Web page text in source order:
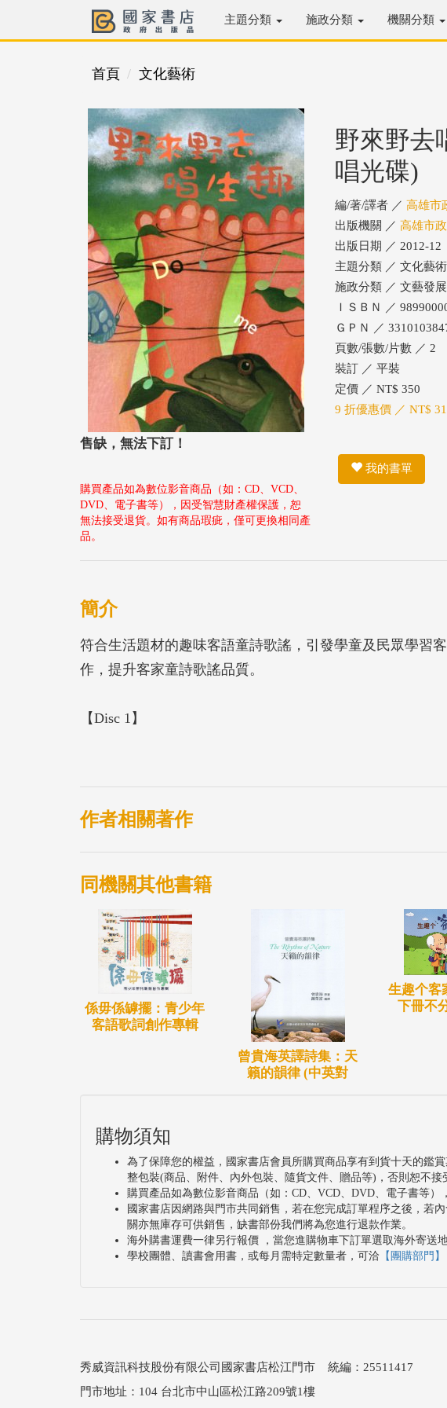
主題分類 施政分類 機關分類
首頁 文化藝術
售缺，無法下訂！
購買產品如為數位影音商品（如：CD、VCD、
DVD、電子書等），因受智慧財產權保護，恕
無法接受退貨。如有商品瑕疵，僅可更換相同產
品。
野來野去
唱光碟)
編/著/譯者 ／ 高雄市
出版機關 ／ 高雄市
出版日期 ／ 2012-12
主題分類 ／ 文化藝術
施政分類 ／ 文藝發展
ＩＳＢＮ ／
ＧＰＮ ／
頁數/張數/片數 ／ 2
裝訂 ／ 平裝
定價 ／ NT$ 350
9 折優惠價 ／ NT$
我的書單
簡介
符合生活題材的趣味客語童詩歌謠，引發學童及民眾學習
作，提升客家童詩歌謠品質。
【Disc 1】
03.夾嘴嬤
04.生日快樂
07.鶺鴒
08.搖兒曲
09.逐飛機
10.毋盼得
【Disc 2】教學伴唱帶
01.歡迎歌
05.恁靚
06.捉烏龍
08.搖兒曲
09.逐飛機
10.毋盼得
作者相關著作
同機關其他書籍
係毋係罅擺：青少年
客語歌詞創作專輯
曾貴海英譯詩集：天
籟的韻律 (中英對
生趣个客
下冊不
購物須知
為了保障您的權益，國家書店會員所購買商品享有到貨十天的鑑
整包裝(商品、附件、內外包裝、隨貨文件、贈品等)，否則恕不接
購買產品如為數位影音商品（如：CD、VCD、DVD、電子書等
國家書店因網路與門市共同銷售，若在您完成訂單程序之後，若
關亦無庫存可供銷售，缺書部份我們將為您進行退款作業。
海外購書運費一律另行報價 ，當您進購物車下訂單選取海外寄送
學校團體、讀書會用書，或每月需特定數量者，可洽 【團購部門】
秀威資訊科技股份有限公司國家書店松江門市 統編：25511417
門市地址：104 台北市中山區松江路209號1樓